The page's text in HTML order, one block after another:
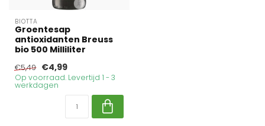
BIOTTA
Groentesap
antioxidanten Breuss
bio 500 Milliliter
€5,49 €4,99
Op voorraad. Levertijd 1 - 3
werkdagen